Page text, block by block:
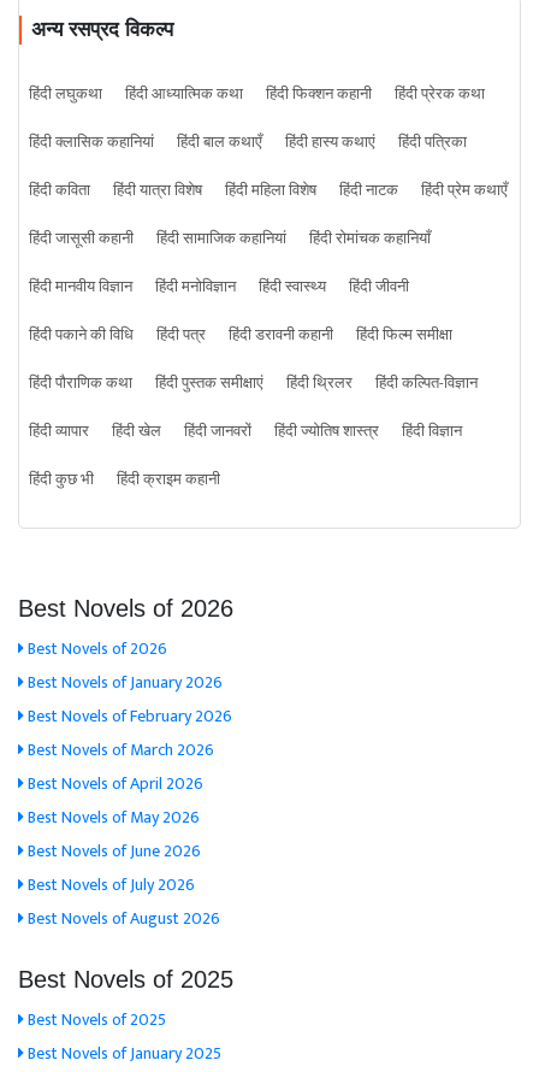
अन्य रसप्रद विकल्प
हिंदी लघुकथा हिंदी आध्यात्मिक कथा हिंदी फिक्शन कहानी
हिंदी प्रेरक कथा
हिंदी क्लासिक कहानियां
हिंदी बाल कथाएँ हिंदी हास्य कथाएं
हिंदी पत्रिका
हिंदी कविता
हिंदी यात्रा विशेष हिंदी महिला विशेष हिंदी नाटक
हिंदी प्रेम कथाएँ
हिंदी जासूसी कहानी
हिंदी सामाजिक कहानियां
हिंदी रोमांचक कहानियाँ
हिंदी मानवीय विज्ञान
हिंदी मनोविज्ञान हिंदी स्वास्थ्य
हिंदी जीवनी
हिंदी पकाने की विधि
हिंदी पत्र हिंदी डरावनी कहानी
हिंदी फिल्म समीक्षा
हिंदी पौराणिक कथा
हिंदी पुस्तक समीक्षाएं हिंदी थ्रिलर
हिंदी कल्पित-विज्ञान
हिंदी व्यापार
हिंदी खेल हिंदी जानवरों हिंदी ज्योतिष शास्त्र
हिंदी विज्ञान
हिंदी कुछ भी
हिंदी क्राइम कहानी
Best Novels of 2026
Best Novels of 2026
Best Novels of January 2026
Best Novels of February 2026
Best Novels of March 2026
Best Novels of April 2026
Best Novels of May 2026
Best Novels of June 2026
Best Novels of July 2026
Best Novels of August 2026
Best Novels of 2025
Best Novels of 2025
Best Novels of January 2025